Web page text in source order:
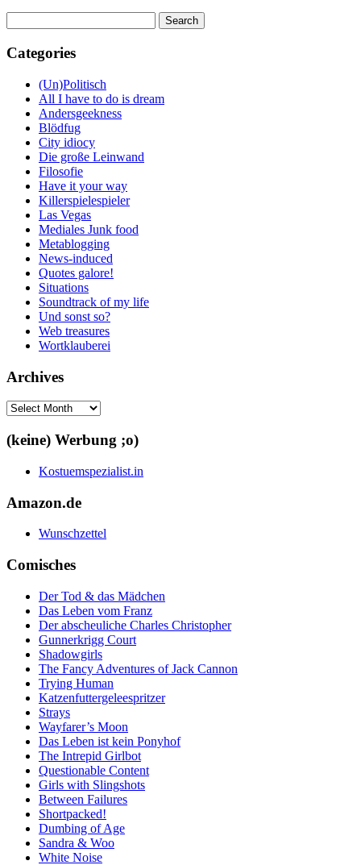
for:
Categories
(Un)Politisch
All I have to do is dream
Andersgeekness
Blödfug
City idiocy
Die große Leinwand
Filosofie
Have it your way
Killerspielespieler
Las Vegas
Mediales Junk food
Metablogging
News-induced
Quotes galore!
Situations
Soundtrack of my life
Und sonst so?
Web treasures
Wortklauberei
Archives
Archives
(keine) Werbung ;o)
Kostuemspezialist.in
Amazon.de
Wunschzettel
Comisches
Der Tod & das Mädchen
Das Leben vom Franz
Der abscheuliche Charles Christopher
Gunnerkrigg Court
Shadowgirls
The Fancy Adventures of Jack Cannon
Trying Human
Katzenfuttergeleespritzer
Strays
Wayfarer’s Moon
Das Leben ist kein Ponyhof
The Intrepid Girlbot
Questionable Content
Girls with Slingshots
Between Failures
Shortpacked!
Dumbing of Age
Sandra & Woo
White Noise